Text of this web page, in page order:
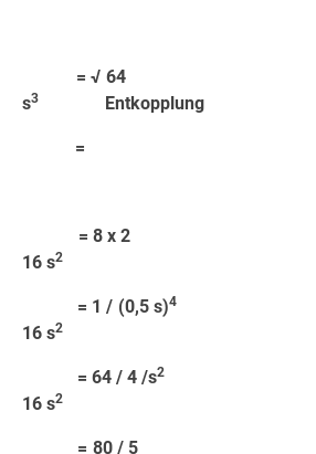
= √
s3 Entkopplung
=
= 8 x
16 s2
= 1 / (0,5 s)4
16 s2
= 64 / 4 /s2
16 s2
= 80 /